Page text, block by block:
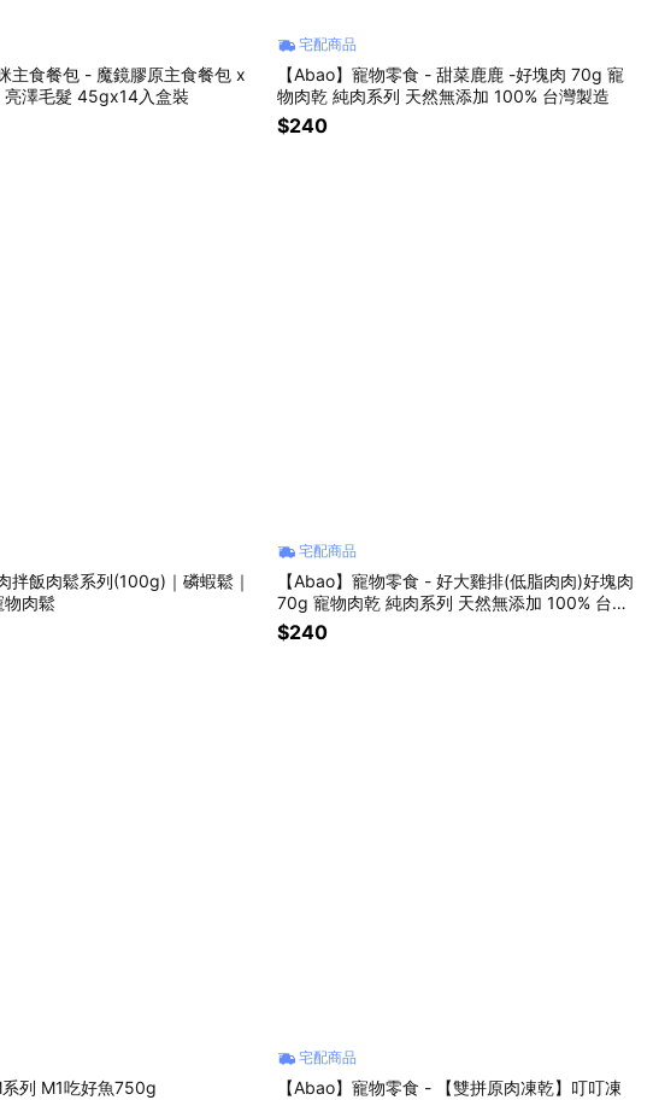
主食餐包 - 魔鏡膠原主食餐包 x
亮澤毛髮 45gx14入盒裝
宅配商品
【Abao】寵物零食 - 甜菜鹿鹿 -好塊肉 70g 寵
物肉乾 純肉系列 天然無添加 100% 台灣製造
$240
拌飯肉鬆系列(100g)｜磷蝦鬆｜
物肉鬆
宅配商品
【Abao】寵物零食 - 好大雞排(低脂肉肉)好塊肉
70g 寵物肉乾 純肉系列 天然無添加 100% 台灣
製造
$240
系列 M1吃好魚750g
宅配商品
【Abao】寵物零食 - 【雙拼原肉凍乾】叮叮凍